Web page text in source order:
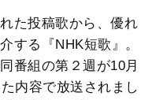
た投稿歌から、優れ
する『NHK短歌』。
番組の第２週が10月
内容で放送されまし